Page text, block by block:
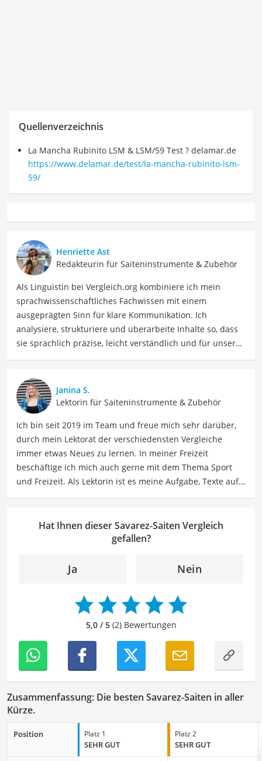
Quellenverzeichnis
La Mancha Rubinito LSM & LSM/59 Test ? delamar.de
https://www.delamar.de/test/la-mancha-rubinito-lsm-
59/
Henriette Ast
Redakteurin für Saiteninstrumente & Zubehör
Als Linguistin bei Vergleich.org kombiniere ich mein
sprachwissenschaftliches Fachwissen mit einem
ausgeprägten Sinn für klare Kommunikation. Ich
analysiere, strukturiere und überarbeite Inhalte so, dass
sie sprachlich präzise, leicht verständlich und für unsere
beschäftige ich mich gerne mit verschiedenen Hobbys
und Freizeitaktivitäten. Dieses Interesse spiegelt sich in
meinen Beiträgen wider, die sich mit Freizeitideen,
Reiseempfehlungen, Hobbytipps und Anregungen für die
Freizeitgestaltung befassen.
Der Savarez-Saiten-Vergleich ist aus unserer Sicht
besonders empfehlenswert fürGitarristen.
Janina S.
Lektorin für Saiteninstrumente & Zubehör
Ich bin seit 2019 im Team und freue mich sehr darüber,
durch mein Lektorat der verschiedensten Vergleiche
immer etwas Neues zu lernen. In meiner Freizeit
beschäftige ich mich auch gerne mit dem Thema Sport
und Freizeit. Als Lektorin ist es meine Aufgabe, Texte auf
Autoren dabei zu helfen, ihre Botschaften klar und
effektiv zu kommunizieren. Durch meine Leidenschaft für
Interessen, bringe ich frische Perspektiven sowie neue
dass die Texte sowohl qualitativ hochwertig als auch
ansprechend sind.
Hat Ihnen dieser Savarez-Saiten Vergleich
gefallen?
Ja Nein
5,0 / 5(2) Bewertungen
Zusammenfassung: Die besten Savarez-Saiten in aller
Kürze.
Position Platz 1
SEHR GUT
Platz 2
SEHR GUT